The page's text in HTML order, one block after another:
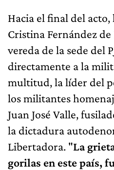
Hacia el final del
Cristina Fernández
vereda de la sede del
directamente a la
multitud, la líder del
los militantes
Juan José Valle,
la dictadura
Libertadora. "La
gorilas en este país,